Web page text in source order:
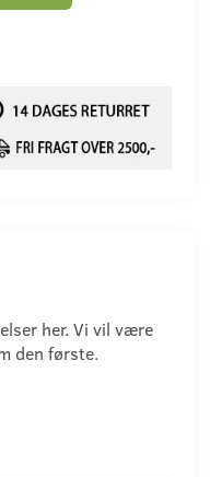
her. Vi vil være
den første.